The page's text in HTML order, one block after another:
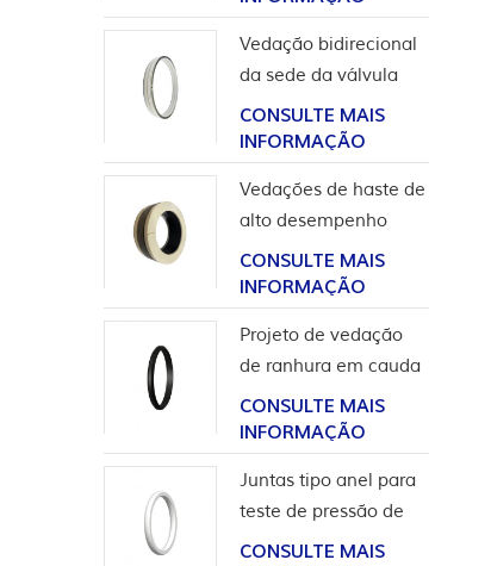
Vedação bidirecional
da sede da válvula
esférica de alta
pressão
CONSULTE MAIS
INFORMAÇÃO
Vedações de haste de
alto desempenho
para aplicação em
hidrogênio
CONSULTE MAIS
INFORMAÇÃO
Projeto de vedação
de ranhura em cauda
de andorinha para
revestimento de
cabeça de poço
CONSULTE MAIS
INFORMAÇÃO
Juntas tipo anel para
teste de pressão de
válvula
CONSULTE MAIS